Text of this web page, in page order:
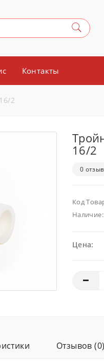
Контакты
2
16/2
0
Код
Наличие:
Цена:
Отзывов (0)